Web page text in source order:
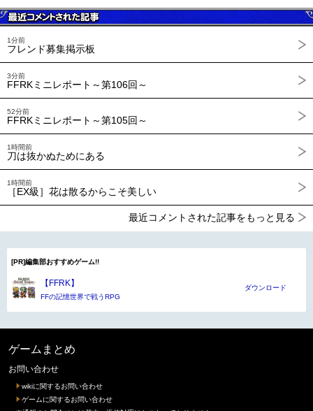
1分前
フレンド募集掲示板
3分前
FFRKミニレポート～第106回～
52分前
FFRKミニレポート～第105回～
1時間前
刀は抜かぬためにある
1時間前
［EX級］花は散るからこそ美しい
最近コメントされた記事をもっと見る
[PR]編集部おすすめゲーム!!
【FFRK】
FFの記憶世界で戦うRPG
ダウンロード
ゲームまとめ
お問い合わせ
wikiに関するお問い合わせ
ゲームに関するお問い合わせ